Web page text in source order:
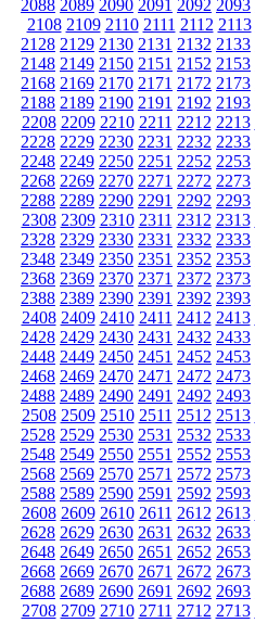
2088 2089 2090 2091 2092 2093
2108 2109 2110 2111 2112 2113
2128 2129 2130 2131 2132 2133
2148 2149 2150 2151 2152 2153
2168 2169 2170 2171 2172 2173
2188 2189 2190 2191 2192 2193
2208 2209 2210 2211 2212 2213
2228 2229 2230 2231 2232 2233
2248 2249 2250 2251 2252 2253
2268 2269 2270 2271 2272 2273
2288 2289 2290 2291 2292 2293
2308 2309 2310 2311 2312 2313
2328 2329 2330 2331 2332 2333
2348 2349 2350 2351 2352 2353
2368 2369 2370 2371 2372 2373
2388 2389 2390 2391 2392 2393
2408 2409 2410 2411 2412 2413
2428 2429 2430 2431 2432 2433
2448 2449 2450 2451 2452 2453
2468 2469 2470 2471 2472 2473
2488 2489 2490 2491 2492 2493
2508 2509 2510 2511 2512 2513
2528 2529 2530 2531 2532 2533
2548 2549 2550 2551 2552 2553
2568 2569 2570 2571 2572 2573
2588 2589 2590 2591 2592 2593
2608 2609 2610 2611 2612 2613
2628 2629 2630 2631 2632 2633
2648 2649 2650 2651 2652 2653
2668 2669 2670 2671 2672 2673
2688 2689 2690 2691 2692 2693
2708 2709 2710 2711 2712 2713